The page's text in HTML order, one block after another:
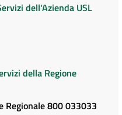
dell'Azienda USL
della Regione
Regionale 800 033033